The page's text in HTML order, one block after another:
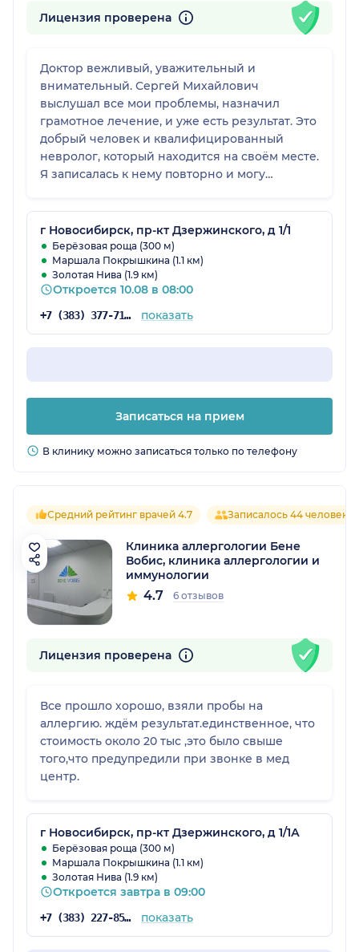
Лицензия проверена
Доктор вежливый, уважительный и
внимательный. Сергей Михайлович
выслушал все мои проблемы, назначил
грамотное лечение, и уже есть результат. Это
добрый человек и квалифицированный
невролог, который находится на своём месте.
Я записалась к нему повторно и могу
г Новосибирск, пр-кт Дзержинского, д 1/1
Берёзовая роща (300 м)
Маршала Покрышкина (1.1 км)
Золотая Нива (1.9 км)
Откроется 10.08 в 08:00
+7 (383) 377-71-34 показать
Записаться на прием
В клинику можно записаться только по телефону
Средний рейтинг врачей 4.7 Записалось 44 человека
Клиника аллергологии Бене
Вобис, клиника аллергологии и
иммунологии
4.7 6 отзывов
Лицензия проверена
Все прошло хорошо, взяли пробы на
аллергию. ждём результат.единственное, что
стоимость около 20 тыс ,это было свыше
того,что предупредили при звонке в мед
центр.
г Новосибирск, пр-кт Дзержинского, д 1/1А
Берёзовая роща (300 м)
Маршала Покрышкина (1.1 км)
Золотая Нива (1.9 км)
Откроется завтра в 09:00
+7 (383) 227-85-39 показать